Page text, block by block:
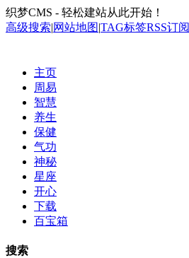
织梦CMS - 轻松建站从此开始！
高级搜索|网站地图|TAG标签RSS订阅
主页
周易
智慧
养生
保健
气功
神秘
星座
开心
下载
百宝箱
搜索